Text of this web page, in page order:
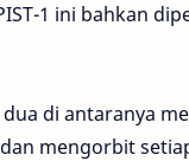
1 ini bahkan
di antaranya
mengorbit